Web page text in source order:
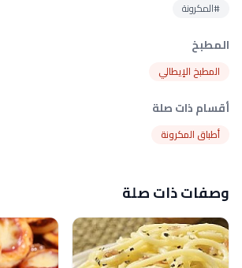
#المكرونة
المطبخ
المطبخ الإيطالي
أقسام ذات صلة
أطباق المكرونة
وصفات ذات صلة